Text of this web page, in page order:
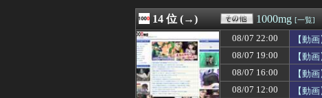
08/07 21:41
【速報】超かぐや姫
08/07 21:41
ロシア外務省報道
08/07 21:40
｢乃木坂あそぶだけ
08/07 21:40
【衝撃】北海道江別
08/07 21:40
【画像】暴走族のセ
08/07 21:40
最新のゲノム解析の
08/07 21:40
【速報】京大病院
08/07 21:39
【衝撃】風俗嬢が
14 位 (→) 1000mg [一覧]
08/07 22:00
【動
08/07 19:00
【動
08/07 16:00
【動
08/07 12:00
【動